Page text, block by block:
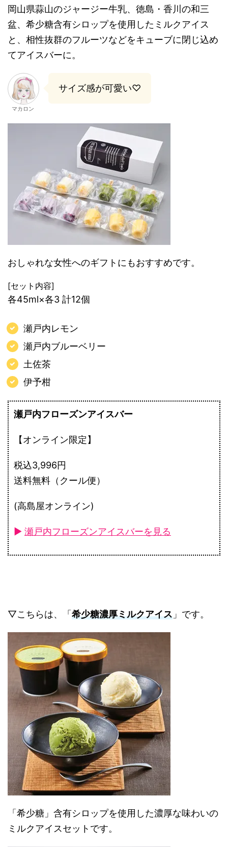
岡山県蒜山のジャージー牛乳、徳島・香川の和三
盆、希少糖含有シロップを使用したミルクアイス
と、相性抜群のフルーツなどをキューブに閉じ込め
てアイスバーに。
マカロン
サイズ感が可愛い♡
おしゃれな女性へのギフトにもおすすめです。
[セット内容]
各45ml×各3 計12個
瀬戸内レモン
瀬戸内ブルーベリー
土佐茶
伊予柑
瀬戸内フローズンアイスバー
【オンライン限定】
税込3,996円
送料無料（クール便）
(高島屋オンライン)
► 瀬戸内フローズンアイスバーを見る
▽こちらは、「 希少糖濃厚ミルクアイス 」です。
「希少糖」含有シロップを使用した濃厚な味わいの
ミルクアイスセットです。